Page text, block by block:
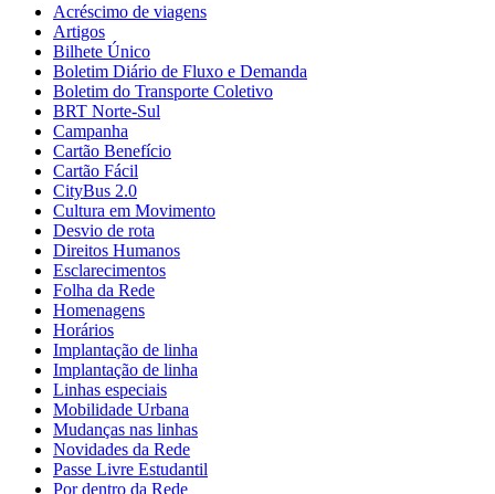
Acréscimo de viagens
Artigos
Bilhete Único
Boletim Diário de Fluxo e Demanda
Boletim do Transporte Coletivo
BRT Norte-Sul
Campanha
Cartão Benefício
Cartão Fácil
CityBus 2.0
Cultura em Movimento
Desvio de rota
Direitos Humanos
Esclarecimentos
Folha da Rede
Homenagens
Horários
Implantação de linha
Implantação de linha
Linhas especiais
Mobilidade Urbana
Mudanças nas linhas
Novidades da Rede
Passe Livre Estudantil
Por dentro da Rede